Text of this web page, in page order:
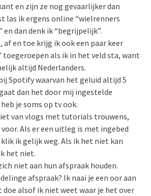
en zijn ze nog gevaarlijker dan
las ik ergens online “wielrenners
en dan denk ik “begrijpelijk”.
af en toe krijg ik ook een paar keer
toegeroepen als ik in het veld sta, want
altijd Nederlanders.
Spotify waarvan het geluid altijd 5
dan het door mij ingestelde
je soms op tv ook.
van vlogs met tutorials trouwens,
Als er een uitleg is met ingebed
ik gelijk weg. Als ik het niet kan
het niet.
niet aan hun afspraak houden.
afspraak? Ik naai je een oor aan
alsof ik niet weet waar je het over